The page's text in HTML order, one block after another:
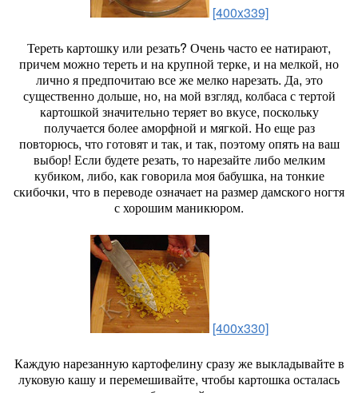
[400x339]
Тереть картошку или резать? Очень часто ее натирают,
причем можно тереть и на крупной терке, и на мелкой, но
лично я предпочитаю все же мелко нарезать. Да, это
существенно дольше, но, на мой взгляд, колбаса с тертой
картошкой значительно теряет во вкусе, поскольку
получается более аморфной и мягкой. Но еще раз
повторюсь, что готовят и так, и так, поэтому опять на ваш
выбор! Если будете резать, то нарезайте либо мелким
кубиком, либо, как говорила моя бабушка, на тонкие
скибочки, что в переводе означает на размер дамского ногтя
с хорошим маникюром.
[400x330]
Каждую нарезанную картофелину сразу же выкладывайте в
луковую кашу и перемешивайте, чтобы картошка осталась